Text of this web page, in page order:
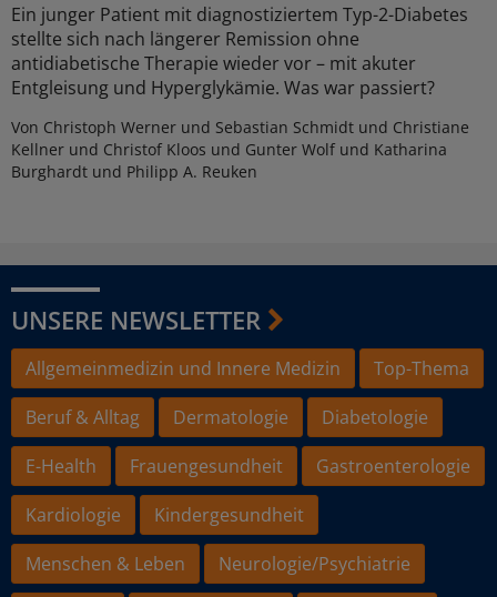
Ein junger Patient mit diagnostiziertem Typ-2-Diabetes
stellte sich nach längerer Remission ohne
antidiabetische Therapie wieder vor – mit akuter
Entgleisung und Hyperglykämie. Was war passiert?
Von Christoph Werner und Sebastian Schmidt und Christiane
Kellner und Christof Kloos und Gunter Wolf und Katharina
Burghardt und Philipp A. Reuken
UNSERE NEWSLETTER
Allgemeinmedizin und Innere Medizin
Top-Thema
Beruf & Alltag
Dermatologie
Diabetologie
E-Health
Frauengesundheit
Gastroenterologie
Kardiologie
Kindergesundheit
Menschen & Leben
Neurologie/Psychiatrie